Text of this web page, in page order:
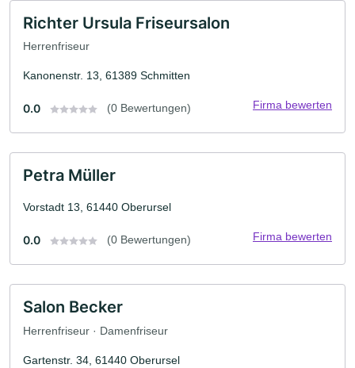
Richter Ursula Friseursalon
Herrenfriseur
Kanonenstr. 13, 61389 Schmitten
0.0 (0 Bewertungen) Firma bewerten
Petra Müller
Vorstadt 13, 61440 Oberursel
0.0 (0 Bewertungen) Firma bewerten
Salon Becker
Herrenfriseur · Damenfriseur
Gartenstr. 34, 61440 Oberursel